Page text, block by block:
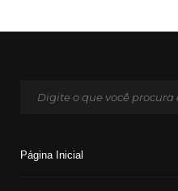
Página Inicial